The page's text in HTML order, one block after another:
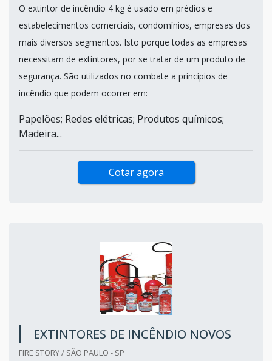
O extintor de incêndio 4 kg é usado em prédios e
estabelecimentos comerciais, condomínios, empresas dos
mais diversos segmentos. Isto porque todas as empresas
necessitam de extintores, por se tratar de um produto de
segurança. São utilizados no combate a princípios de
incêndio que podem ocorrer em:
Papelões; Redes elétricas; Produtos químicos;
Madeira...
Cotar agora
EXTINTORES DE INCÊNDIO NOVOS
FIRE STORY / SÃO PAULO - SP